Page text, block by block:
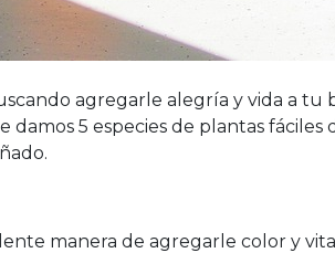
agregarle alegría y vida a tu
damos 5 especies de plantas
manera de agregarle color y